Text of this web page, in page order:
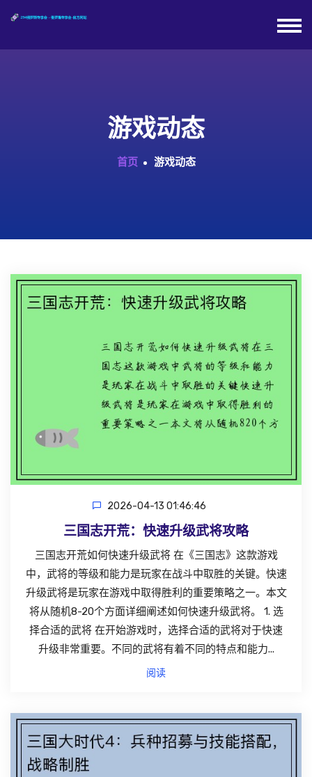
游戏动态
首页 游戏动态
2026-04-13 01:46:46
三国志开荒：快速升级武将攻略
三国志开荒如何快速升级武将 在《三国志》这款游戏
中，武将的等级和能力是玩家在战斗中取胜的关键。快速
升级武将是玩家在游戏中取得胜利的重要策略之一。本文
将从随机8-20个方面详细阐述如何快速升级武将。 1. 选
择合适的武将 在开始游戏时，选择合适的武将对于快速
升级非常重要。不同的武将有着不同的特点和能力...
阅读